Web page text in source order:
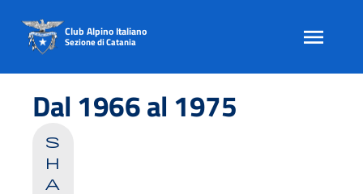
content
Club Alpino Italiano
Sezione di Catania
Dal 1966 al 1975
s
h
a